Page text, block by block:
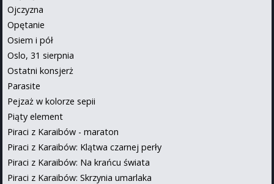
Ojczyzna
Opętanie
Osiem i pół
Oslo, 31 sierpnia
Ostatni konsjerż
Parasite
Pejzaż w kolorze sepii
Piąty element
Piraci z Karaibów - maraton
Piraci z Karaibów: Klątwa czarnej perły
Piraci z Karaibów: Na krańcu świata
Piraci z Karaibów: Skrzynia umarlaka